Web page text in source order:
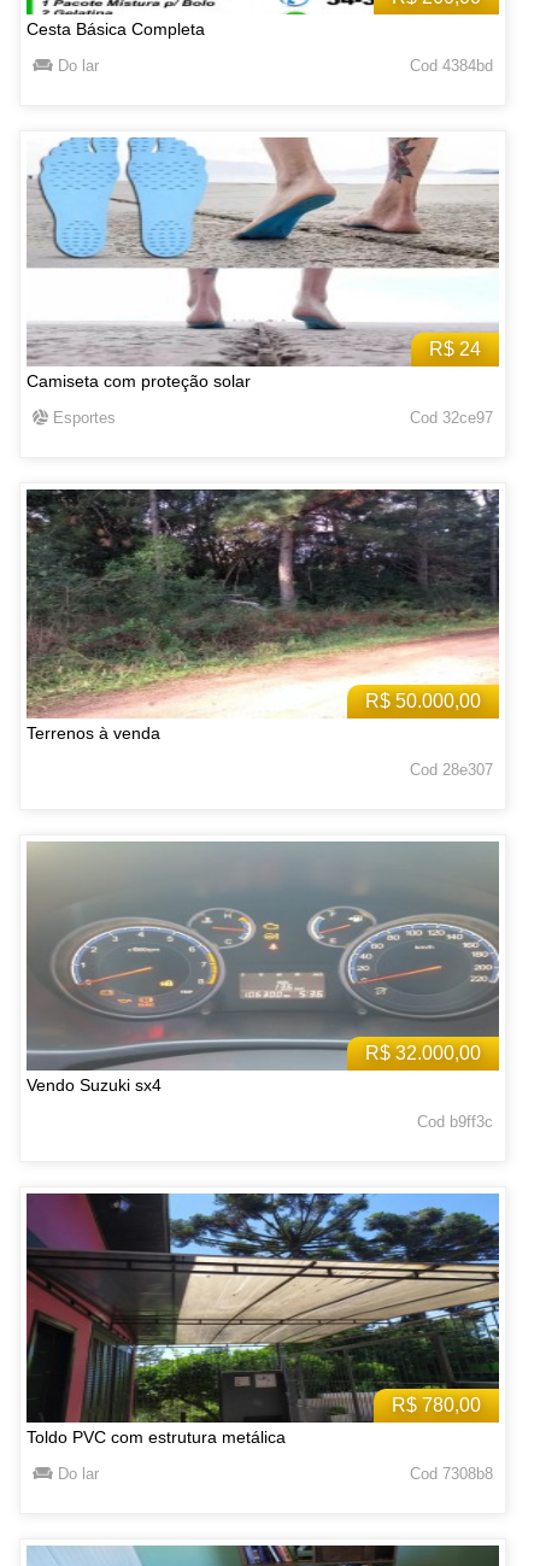
Cesta Básica Completa
Do lar Cod 4384bd
R$ 24
Camiseta com proteção solar
Esportes Cod 32ce97
R$ 50.000,00
Terrenos à venda
Cod 28e307
R$ 32.000,00
Vendo Suzuki sx4
Cod b9ff3c
R$ 780,00
Toldo PVC com estrutura metálica
Do lar Cod 7308b8